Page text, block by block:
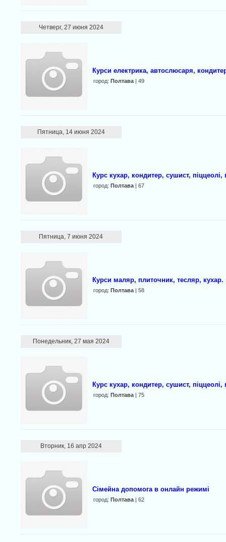
Четверг, 27 июня 2024
Курси електрика, автослюсаря,
город: Полтава| 49
Пятница, 14 июня 2024
Курс кухар, кондитер, сушист,
город: Полтава| 67
Пятница, 7 июня 2024
Курси маляр, плиточник, тесляр,
город: Полтава| 58
Понедельник, 27 мая 2024
Курс кухар, кондитер, сушист,
город: Полтава| 75
Вторник, 16 апр 2024
Сімейна допомога в онлайн режимі
город: Полтава| 62